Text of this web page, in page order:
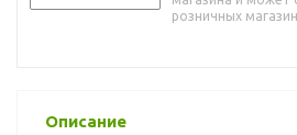
розничных
Описание